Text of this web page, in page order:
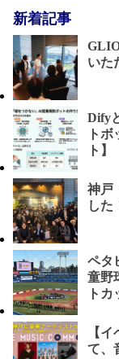
新着記事
いた
Dify
ト
ト】
神戸
した
ペタ
童野
ト
【
て、